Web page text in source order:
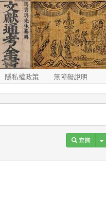
隱私權政策 無障礙說明
查詢